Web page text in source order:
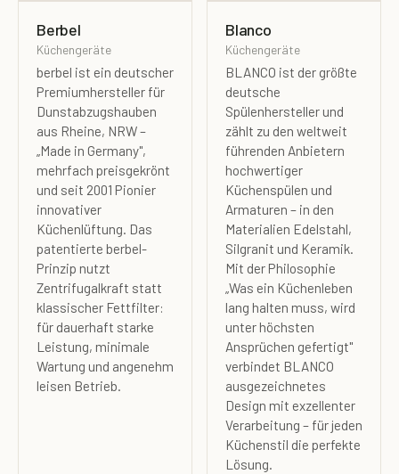
Berbel
Küchengeräte
berbel ist ein deutscher
Premiumhersteller für
Dunstabzugshauben
aus Rheine, NRW –
„Made in Germany",
mehrfach preisgekrönt
und seit 2001 Pionier
innovativer
Küchenlüftung. Das
patentierte berbel-
Prinzip nutzt
Zentrifugalkraft statt
klassischer Fettfilter:
für dauerhaft starke
Leistung, minimale
Wartung und angenehm
leisen Betrieb.
Blanco
Küchengeräte
BLANCO ist der größte
deutsche
Spülenhersteller und
zählt zu den weltweit
führenden Anbietern
hochwertiger
Küchenspülen und
Armaturen – in den
Materialien Edelstahl,
Silgranit und Keramik.
Mit der Philosophie
„Was ein Küchenleben
lang halten muss, wird
unter höchsten
Ansprüchen gefertigt"
verbindet BLANCO
ausgezeichnetes
Design mit exzellenter
Verarbeitung – für jeden
Küchenstil die perfekte
Lösung.